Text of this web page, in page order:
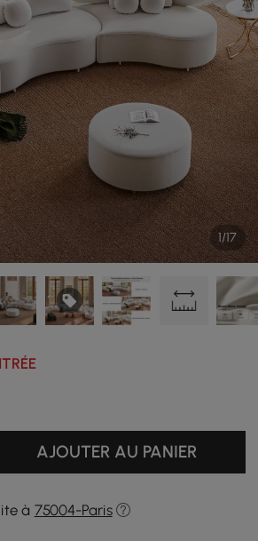
1/17
AJOUTER AU PANIER
à 75004-Paris